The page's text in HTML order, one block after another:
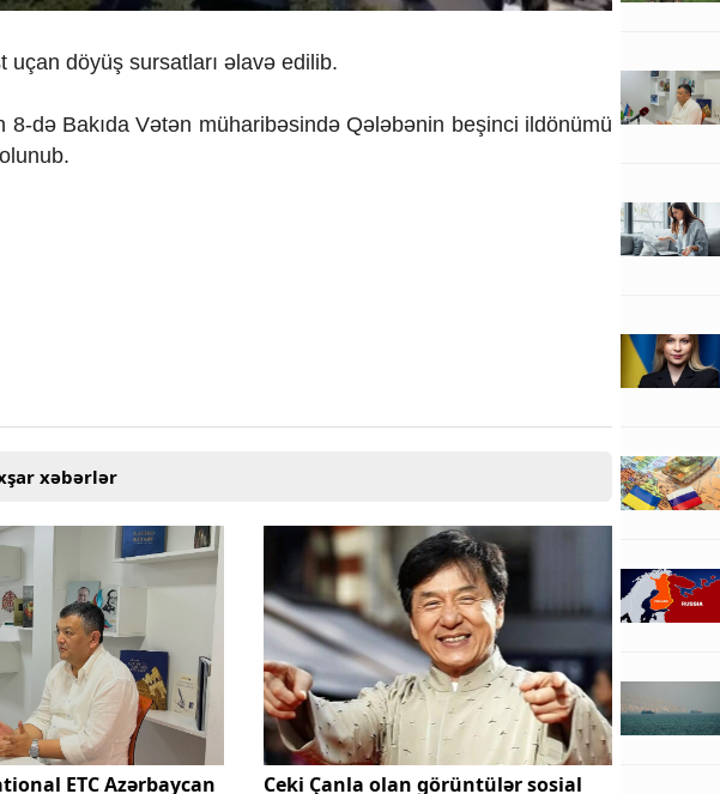
döyüş sursatları əlavə edilib.
8-də Bakıda Vətən müharibəsində Qələbənin beşinci ildönümü
xəbərlər
ETC Azərbaycan
Ceki Çanla olan görüntülər sosial